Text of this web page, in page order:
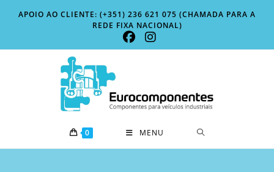
APOIO AO CLIENTE: (+351) 236 621 075 (CHAMADA PARA A
REDE FIXA NACIONAL)
0 MENU